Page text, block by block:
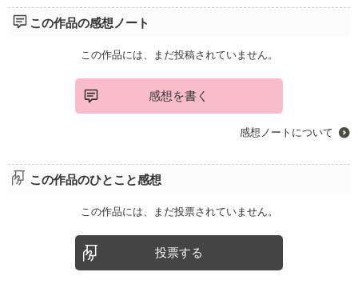
この作品の感想ノート
この作品には、まだ投稿されていません。
感想を書く
感想ノートについて
この作品のひとこと感想
この作品には、まだ投票されていません。
投票する